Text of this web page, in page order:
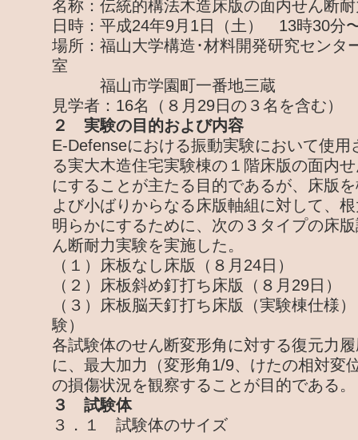
名称：伝統的構法木造床版の面内せん断
日時：平成24年9月1日（土） 13時30分
場所：福山大学構造･材料開発研究センタ
室
福山市学園町一番地三蔵
見学者：16名（８月29日の３名を含む）
２ 実験の目的および内容
E-Defenseにおける振動実験において使用
る実大木造住宅実験棟の１階床版の面内
にすることが主たる目的であるが、床版
よび小ばりからなる床版軸組に対して、
明らかにするために、次の３タイプの床
ん断耐力実験を実施した。
（１）床板なし床版（８月24日）
（２）床板斜め釘打ち床版（８月29日）
（３）床板脳天釘打ち床版（実験棟仕様
験）
各試験体のせん断変形角に対する復元力
に、最大加力（変形角1/9、けたの相対変
の損傷状況を観察することが目的である。
３ 試験体
３．１ 試験体のサイズ